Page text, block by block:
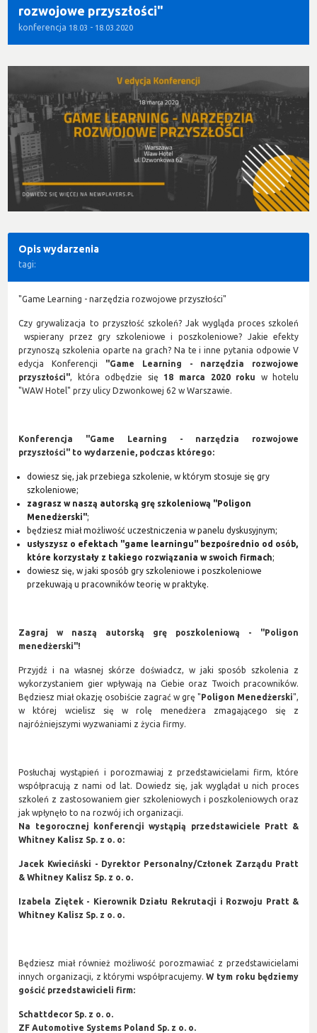
rozwojowe przyszłości"
konferencja 18.03 - 18.03.2020
Opis wydarzenia
tagi:
"Game Learning - narzędzia rozwojowe przyszłości"
Czy grywalizacja to przyszłość szkoleń? Jak wygląda proces szkoleń
wspierany przez gry szkoleniowe i poszkoleniowe? Jakie efekty
przynoszą szkolenia oparte na grach? Na te i inne pytania odpowie V
edycja Konferencji "Game Learning - narzędzia rozwojowe
przyszłości", która odbędzie się 18 marca 2020roku w hotelu
"WAW Hotel" przy ulicy Dzwonkowej 62 w Warszawie.
Konferencja "Game Learning - narzędzia rozwojowe
przyszłości" to wydarzenie, podczas którego:
dowiesz się, jak przebiega szkolenie, w którym stosuje się gry
szkoleniowe;
zagrasz w naszą autorską grę szkoleniową "Poligon
Menedżerski";
będziesz miał możliwość uczestniczenia w panelu dyskusyjnym;
usłyszysz o efektach "game learningu" bezpośrednio od osób,
które korzystały z takiego rozwiązania w swoich firmach;
dowiesz się, w jaki sposób gry szkoleniowe i poszkoleniowe
przekuwają u pracowników teorię w praktykę.
Zagraj w naszą autorską grę poszkoleniową - "Poligon
menedżerski"!
Przyjdź i na własnej skórze doświadcz, w jaki sposób szkolenia z
wykorzystaniem gier wpływają na Ciebie oraz Twoich pracowników.
Będziesz miał okazję osobiście zagrać w grę "Poligon Menedżerski",
w której wcielisz się w rolę menedżera zmagającego się z
najróżniejszymi wyzwaniami z życia firmy.
Posłuchaj wystąpień i porozmawiaj z przedstawicielami firm, które
współpracują z nami od lat. Dowiedz się, jak wyglądał u nich proces
szkoleń z zastosowaniem gier szkoleniowych i poszkoleniowych oraz
jak wpłynęło to na rozwój ich organizacji.
Na tegorocznej konferencji wystąpią przedstawiciele Pratt &
Whitney Kalisz Sp. z o. o:
Jacek Kwieciński - Dyrektor Personalny/Członek Zarządu Pratt
& Whitney Kalisz Sp. z o. o.
Izabela Ziętek - Kierownik Działu Rekrutacji i Rozwoju Pratt &
Whitney Kalisz Sp. z o. o.
Będziesz miał również możliwość porozmawiać z przedstawicielami
innych organizacji, z którymi współpracujemy. W tym roku będziemy
gościć przedstawicieli firm:
Schattdecor Sp. z o. o.
ZF Automotive Systems Poland Sp. z o. o.